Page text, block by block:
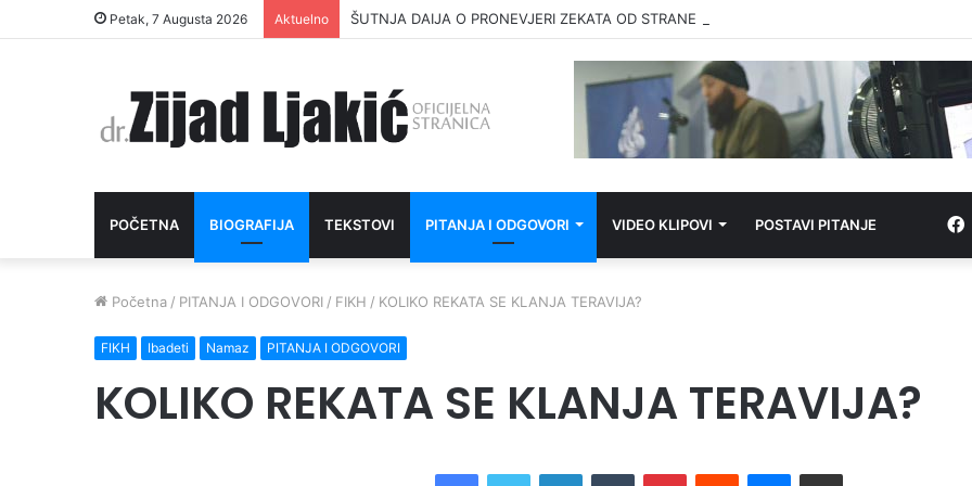
Petak, 7 Augusta 2026 Aktuelno ŠUTNJA DAIJA O PRONEVJERI ZEKATA OD STRANE IZ-a
POČETNA BIOGRAFIJA TEKSTOVI PITANJA I ODGOVORI VIDEO KLIPOVI POSTAVI PITANJE
Početna / PITANJA I ODGOVORI / FIKH / KOLIKO REKATA SE KLANJA TERAVIJA?
FIKH Ibadeti Namaz PITANJA I ODGOVORI
KOLIKO REKATA SE KLANJA TERAVIJA?